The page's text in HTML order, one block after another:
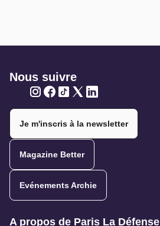
Nous suivre
Je m'inscris à la newsletter
Magazine Better
Evénements Archie
Navigation secondaire
A propos de Paris La Défense